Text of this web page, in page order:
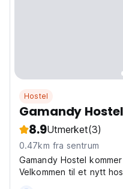
Hostel
Gamandy Hostel
8.9Utmerket(3)
0.47km fra sentrum
Gamandy Hostel
Velkommen til et nytt